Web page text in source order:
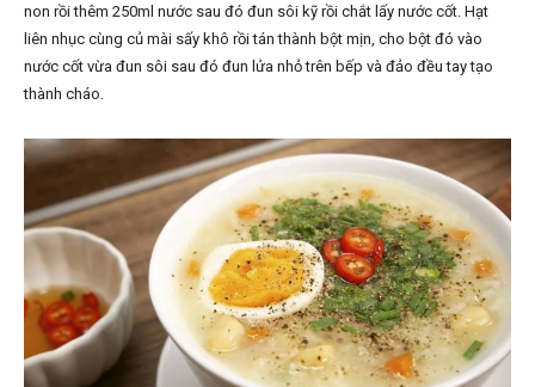
non rồi thêm 250ml nước sau đó đun sôi kỹ rồi chắt lấy nước cốt. Hạt
liên nhục cùng củ mài sấy khô rồi tán thành bột mịn, cho bột đó vào
nước cốt vừa đun sôi sau đó đun lửa nhỏ trên bếp và đảo đều tay tạo
thành cháo.